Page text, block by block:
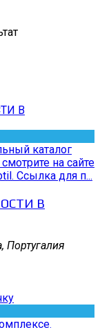
каталог
на сайте
Ссылка для п...
В
Португалия